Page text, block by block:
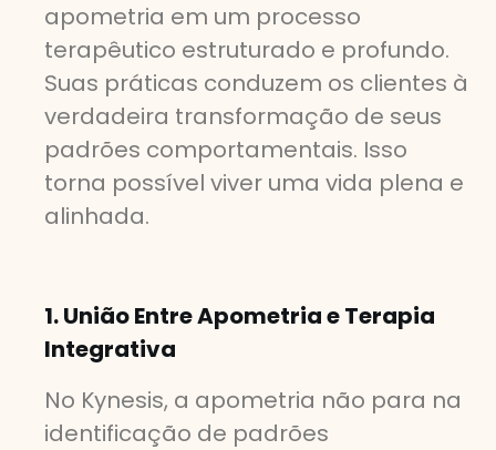
apometria em um processo
terapêutico estruturado e profundo.
Suas práticas conduzem os clientes à
verdadeira transformação de seus
padrões comportamentais. Isso
torna possível viver uma vida plena e
alinhada.
1. União Entre Apometria e Terapia
Integrativa
No Kynesis, a apometria não para na
identificação de padrões